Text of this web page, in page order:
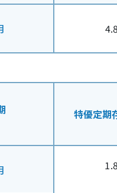
特優定期